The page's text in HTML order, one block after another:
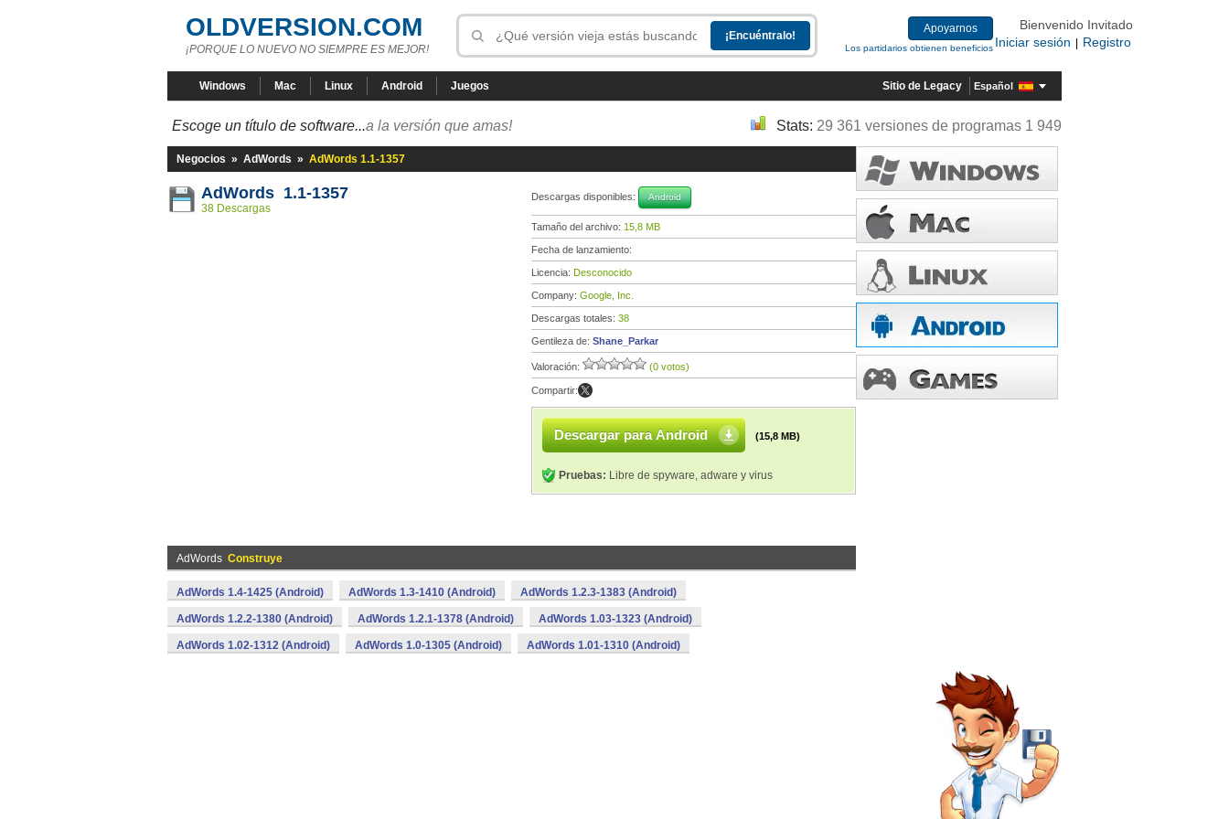
OLDVERSION.COM
¡PORQUE LO NUEVO NO SIEMPRE ES MEJOR!
Apoyarnos
Los partidarios obtienen beneficios
Bienvenido Invitado
Iniciar sesión
Registro
Windows Mac Linux Android Juegos Sitio de Legacy Español
Escoge un título de software...a la versión que amas! Stats: 29 361 versiones de programas 1 949
Negocios » AdWords » AdWords 1.1-1357
AdWords 1.1-1357
38 Descargas
Descargas disponibles: Android
Tamaño del archivo: 15,8 MB
Fecha de lanzamiento:
Licencia: Desconocido
Company: Google, Inc.
Descargas totales: 38
Gentileza de: Shane_Parkar
Valoración: (0 votos)
Compartir:
Descargar para Android (15,8 MB)
Pruebas: Libre de spyware, adware y virus
AdWords Construye
AdWords 1.4-1425 (Android) AdWords 1.3-1410 (Android) AdWords 1.2.3-1383 (Android)
AdWords 1.2.2-1380 (Android) AdWords 1.2.1-1378 (Android) AdWords 1.03-1323 (Android)
AdWords 1.02-1312 (Android) AdWords 1.0-1305 (Android) AdWords 1.01-1310 (Android)